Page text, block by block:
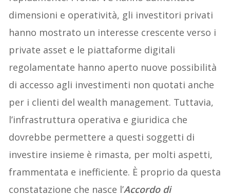
dimensioni e operatività, gli investitori privati
hanno mostrato un interesse crescente verso i
private asset e le piattaforme digitali
regolamentate hanno aperto nuove possibilità
di accesso agli investimenti non quotati anche
per i clienti del wealth management. Tuttavia,
l’infrastruttura operativa e giuridica che
dovrebbe permettere a questi soggetti di
investire insieme è rimasta, per molti aspetti,
frammentata e inefficiente. È proprio da questa
constatazione che nasce l’Accordo di